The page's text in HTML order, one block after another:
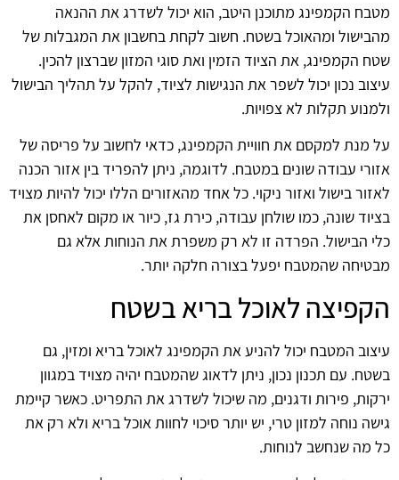
מטבח הקמפינג מתוכנן היטב, הוא יכול לשדרג את ההנאה
מהבישול ומהאוכל בשטח. חשוב לקחת בחשבון את המגבלות של
שטח הקמפינג, את הציוד הזמין ואת סוגי המזון שברצון להכין.
עיצוב נכון יכול לשפר את הנגישות לציוד, להקל על תהליך הבישול
ולמנוע תקלות לא צפויות.
על מנת למקסם את חוויית הקמפינג, כדאי לחשוב על פריסה של
אזורי עבודה שונים במטבח. לדוגמה, ניתן להפריד בין אזור הכנה
לאזור בישול ואזור ניקוי. כל אחד מהאזורים הללו יכול להיות מצויד
בציוד שונה, כמו שולחן עבודה, כירת גז, כיור או מקום לאחסן את
כלי הבישול. הפרדה זו לא רק משפרת את הנוחות אלא גם
מבטיחה שהמטבח יפעל בצורה חלקה יותר.
הקפיצה לאוכל בריא בשטח
עיצוב המטבח יכול להניע את הקמפינג לאוכל בריא ומזין, גם
בשטח. עם תכנון נכון, ניתן לדאוג שהמטבח יהיה מצויד במגוון
ירקות, פירות ודגנים, מה שיכול לשדרג את התפריט. כאשר קיימת
גישה נוחה למזון טרי, יש יותר סיכוי לחוות אוכל בריא ולא רק את
כל מה שנחשב לנוחות.